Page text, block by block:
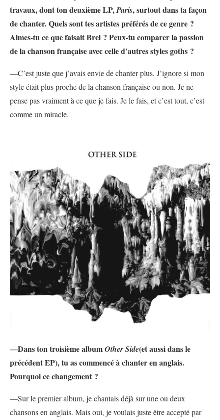
travaux, dont ton deuxième LP,Paris, surtout dans ta façon
de chanter. Quels sont tes artistes préférés de ce genre ?
Aimes-tu ce que faisait Brel ? Peux-tu comparer la passion
de la chanson française avec celle d’autres styles goths ?
—C’est juste que j’avais envie de chanter plus. J’ignore si mon
style était plus proche de la chanson française ou non. Je ne
pense pas vraiment à ce que je fais. Je le fais, et c’est tout, c’est
comme un miracle.
—Dans ton troisième albumOther Side(et aussi dans le
précédent EP), tu as commencé à chanter en anglais.
Pourquoi ce changement ?
—Sur le premier album, je chantais déjà sur une ou deux
chansons en anglais. Mais oui, je voulais juste être accepté par